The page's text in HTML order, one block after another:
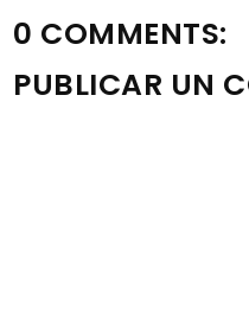
0 COMMENTS:
PUBLICAR UN